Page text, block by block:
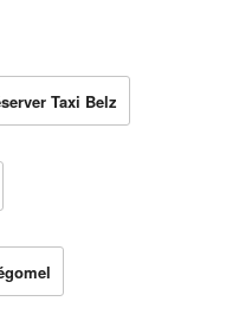
Taxi Belz